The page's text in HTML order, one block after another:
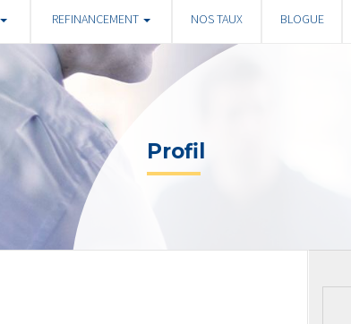
REFINANCEMENT NOS TAUX BLOGUE
Profil